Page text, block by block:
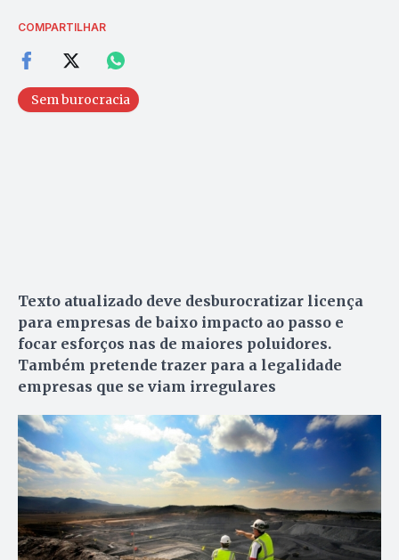
COMPARTILHAR
Sem burocracia
Texto atualizado deve desburocratizar licença
para empresas de baixo impacto ao passo e
focar esforços nas de maiores poluidores.
Também pretende trazer para a legalidade
empresas que se viam irregulares